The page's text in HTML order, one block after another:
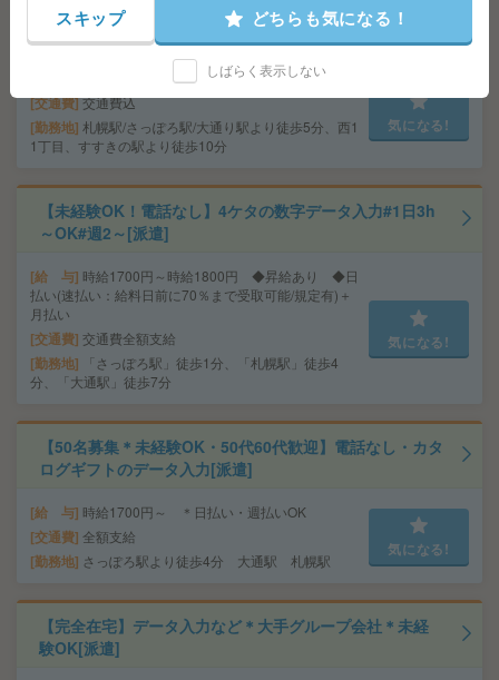
＼週1～＆時短もOK／図書館、新規書籍の情報を入力す
るだけ！WワークOK[派遣]
交通費 交通費込
勤務地 札幌駅/さっぽろ駅/大通り駅より徒歩5分、西1
1丁目、すすきの駅より徒歩10分
気になる!
【未経験OK！電話なし】4ケタの数字データ入力#1日3h
～OK#週2～[派遣]
給 与 時給1700円～時給1800円 ◆昇給あり ◆日
払い(速払い：給料日前に70％まで受取可能/規定有)＋
月払い
交通費 交通費全額支給
勤務地
「さっぽろ駅」徒歩1分、「札幌駅」徒歩4
分、「大通駅」徒歩7分
気になる!
【50名募集＊未経験OK・50代60代歓迎】電話なし・カタ
ログギフトのデータ入力[派遣]
給 与 時給1700円～ ＊日払い・週払いOK
交通費 全額支給
勤務地 さっぽろ駅より徒歩4分 大通駅 札幌駅
気になる!
【完全在宅】データ入力など＊大手グループ会社＊未経
験OK[派遣]
スキップ どちらも気になる！
しばらく表示しない